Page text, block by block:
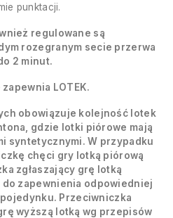
punktacji.
regulowane są
rozegranym secie przerwa
2 minut.
LOTEK.
obowiązuje kolejność lotek
gdzie lotki piórowe mają
syntetycznymi. W przypadku
chęci gry lotką piórową
zgłaszający grę lotką
zapewnienia odpowiedniej
Przeciwniczka
wyższą lotką wg przepisów